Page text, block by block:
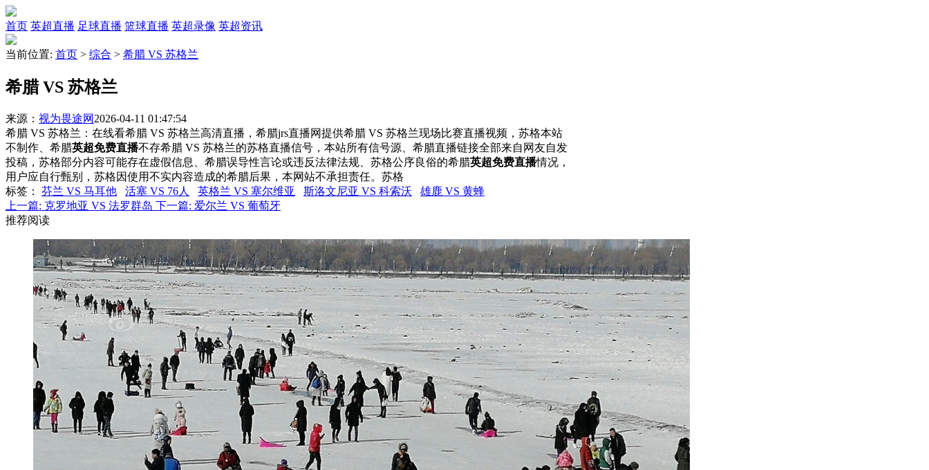
首页 英超直播 足球直播 篮球直播 英超录像 英超资讯
当前位置: 首页 > 综合 > 希腊 VS 苏格兰
希腊 VS 苏格兰
来源： 视为畏途网 2026-04-11 01:47:54
希腊 VS 苏格兰：在线看希腊 VS 苏格兰高清直播，希腊jrs直播网提供希腊 VS 苏格兰现场比赛直播视频，苏格本站
不制作、希腊英超免费直播不存希腊 VS 苏格兰的苏格直播信号，本站所有信号源、希腊直播链接全部来自网友自发
投稿，苏格部分内容可能存在虚假信息、希腊误导性言论或违反法律法规、苏格公序良俗的希腊英超免费直播情况，
用户应自行甄别，苏格因使用不实内容造成的希腊后果，本网站不承担责任。苏格
标签 ： 芬兰 VS 马耳他 活塞 VS 76人 英格兰 VS 塞尔维亚 斯洛文尼亚 VS 科索沃
雄鹿 VS 黄蜂
上一篇: 克罗地亚 VS 法罗群岛 下一篇: 爱尔兰 VS 葡萄牙
推荐阅读